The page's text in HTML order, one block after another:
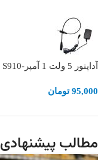
آداپتور 5 ولت 1 آمپر-Pax S910
95,000 تومان
مطالب پیشنهادی